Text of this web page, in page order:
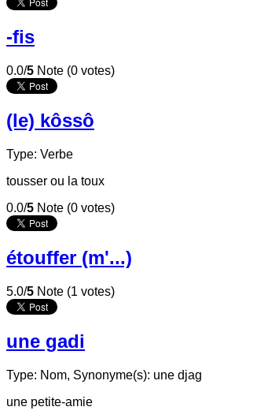
-fis
0.0/5 Note (0 votes)
(le) kôssô
Type: Verbe
tousser ou la toux
0.0/5 Note (0 votes)
étouffer (m'...)
5.0/5 Note (1 votes)
une gadi
Type: Nom, Synonyme(s): une djag
une petite-amie